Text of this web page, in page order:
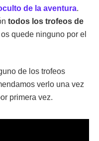
de la aventura.
todos los trofeos de
quede ninguno por el
de los trofeos
verlo una vez
primera vez.